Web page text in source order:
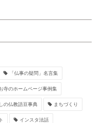
「仏事の疑問」名言集
寺のホームページ事例集
の仏教語豆事典 まちづくり
インスタ法話